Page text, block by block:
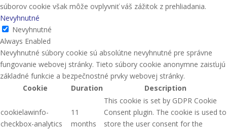
súborov cookie však môže ovplyvniť váš zážitok z prehliadania.
Nevyhnutné
Nevyhnutné
Always Enabled
Nevyhnutné súbory cookie sú absolútne nevyhnutné pre správne
fungovanie webovej stránky. Tieto súbory cookie anonymne zaisťujú
základné funkcie a bezpečnostné prvky webovej stránky.
Cookie
Duration Description
cookielawinfo-
checkbox-analytics
11
months
This cookie is set by GDPR Cookie
Consent plugin. The cookie is used to
store the user consent for the